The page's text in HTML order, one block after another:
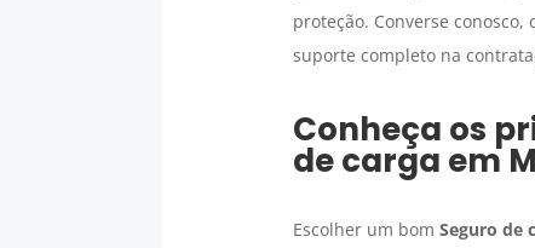
proteção. Converse
suporte completo na
Conheça os
de carga em
Escolher um bom Seguro de